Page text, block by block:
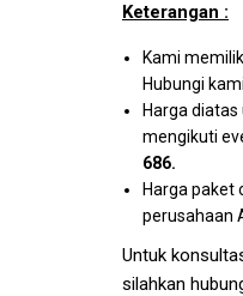
Keterangan :
Kami
Hubungi
Harga
mengikuti
686.
Harga paket
perusahaan
Untuk
silahkan